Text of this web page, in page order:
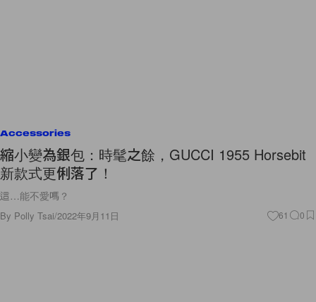
Accessories
縮小變為銀包：時髦之餘，GUCCI 1955 Horsebit
新款式更俐落了！
這…能不愛嗎？
By Polly Tsai/2022年9月11日 61 0